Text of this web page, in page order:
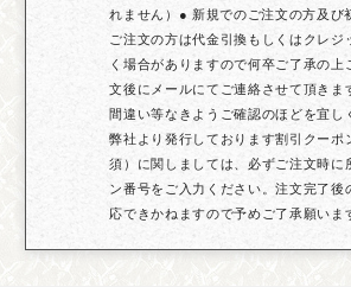
れません）● 新規でのご注文の方及び
ご注文の方は代金引換もしくはクレジ
く場合がありますので何卒ご了承の上
文後にメールにてご連絡させて頂きま
間違い等なきようご確認のほどを宜し
弊社より発行しております割引クーポ
須）に関しましては、必ずご注文時に
ン番号をご入力ください。注文完了後
応できかねますので予めご了承願いま